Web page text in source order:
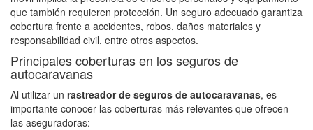
que también requieren protección. Un seguro adecuado garantiza
cobertura frente a accidentes, robos, daños materiales y
responsabilidad civil, entre otros aspectos.
Principales coberturas en los seguros de
autocaravanas
Al utilizar un rastreador de seguros de autocaravanas, es
importante conocer las coberturas más relevantes que ofrecen
las aseguradoras: